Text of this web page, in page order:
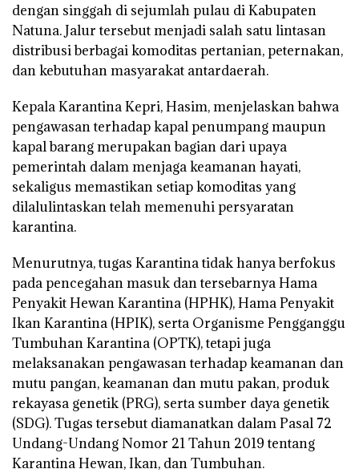
dengan singgah di sejumlah pulau di Kabupaten
Natuna. Jalur tersebut menjadi salah satu lintasan
distribusi berbagai komoditas pertanian, peternakan,
dan kebutuhan masyarakat antardaerah.
Kepala Karantina Kepri, Hasim, menjelaskan bahwa
pengawasan terhadap kapal penumpang maupun
kapal barang merupakan bagian dari upaya
pemerintah dalam menjaga keamanan hayati,
sekaligus memastikan setiap komoditas yang
dilalulintaskan telah memenuhi persyaratan
karantina.
Menurutnya, tugas Karantina tidak hanya berfokus
pada pencegahan masuk dan tersebarnya Hama
Penyakit Hewan Karantina (HPHK), Hama Penyakit
Ikan Karantina (HPIK), serta Organisme Pengganggu
Tumbuhan Karantina (OPTK), tetapi juga
melaksanakan pengawasan terhadap keamanan dan
mutu pangan, keamanan dan mutu pakan, produk
rekayasa genetik (PRG), serta sumber daya genetik
(SDG). Tugas tersebut diamanatkan dalam Pasal 72
Undang-Undang Nomor 21 Tahun 2019 tentang
Karantina Hewan, Ikan, dan Tumbuhan.